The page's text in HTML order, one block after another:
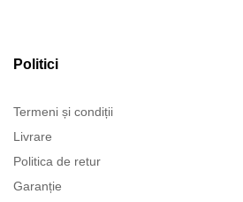
Politici
Termeni și condiții
Livrare
Politica de retur
Garanție